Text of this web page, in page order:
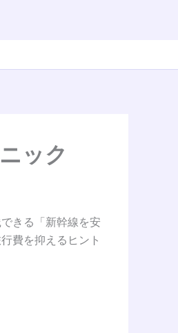
ック
きる「新幹線を安
費を抑えるヒント